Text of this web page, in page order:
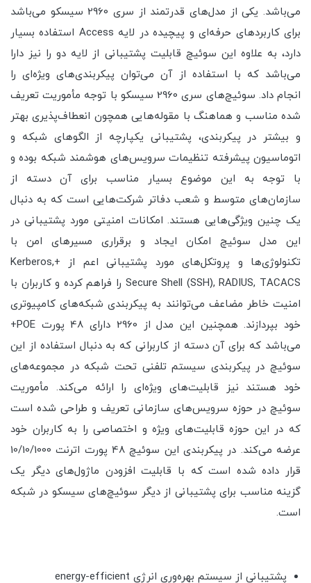
می‌باشد. یکی از مدل‌های قدرتمند از سری 2960 سیسکو می‌باشد
برای کاربردهای حرفه‌ای و پیچیده در لایه Access استفاده بسیار
دارد، به علاوه این سوئیچ قابلیت پشتیبانی از لایه دو را نیز دارا
می‌باشد که با استفاده از آن می‌توان پیکربندی‌های ویژه‌ای را
انجام داد. سوئیچ‌های سری 2960 سیسکو با توجه مأموریت تعریف
شده مناسب و هماهنگ با مقوله‌هایی همچون انعطاف‌پذیری بهتر
و بیشتر در پیکربندی، پشتیبانی یکپارچه از الگوهای شبکه و
اتوماسیون پیشرفته تنظیمات سرویس‌های هوشمند شبکه بوده و
با توجه به این موضوع بسیار مناسب برای آن دسته از
سازمان‌های متوسط و شعب دفاتر شرکت‌هایی است که به دنبال
یک چنین ویژگی‌هایی هستند. امکانات امنیتی مورد پشتیبانی در
این مدل سوئیچ امکان ایجاد و برقراری مسیرهای امن با
تکنولوژی‌ها و پروتکل‌های مورد پشتیبانی اعم از +Kerberos,
Secure Shell (SSH), RADIUS, TACACS را فراهم کرده و کاربران با
امنیت خاطر مضاعف می‌توانند به پیکربندی شبکه‌های کامپیوتری
خود بپردازند. همچنین این مدل از 2960 دارای 48 پورت POE+
می‌باشد که برای آن دسته از کاربرانی که به دنبال استفاده از این
سوئیچ در پیکربندی سیستم تلفنی تحت شبکه در مجموعه‌های
خود هستند نیز قابلیت‌های ویژه‌‎ای را ارائه می‌کند. مأموریت
سوئیچ در حوزه سرویس‌های سازمانی تعریف و طراحی شده است
که در این حوزه قابلیت‌های ویژه و اختصاصی را به کاربران خود
عرضه می‌کند. در پیکربندی این سوئیچ 48 پورت اترنت 10/10/1000
قرار داده شده است که با قابلیت افزودن ماژول‌های دیگر یک
گزینه مناسب برای پشتیبانی از دیگر سوئیچ‌های سیسکو در شبکه
است.
پشتیبانی از سیستم بهره‌وری انرژی energy-efficient